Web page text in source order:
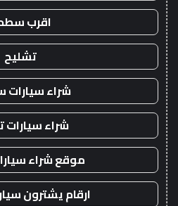
اقرب
تشليح
شراء سيارات
شراء سيارات
موقع شراء
ارقام يشترون